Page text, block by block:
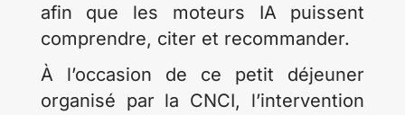
afin que les moteurs IA puissent
comprendre, citer et recommander.
À l’occasion de ce petit déjeuner
organisé par la CNCI, l’intervention